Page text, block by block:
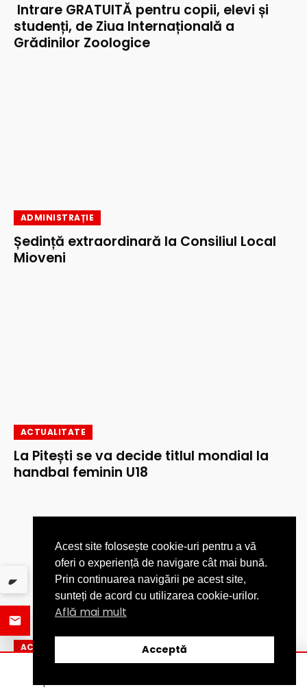
Intrare GRATUITĂ pentru copii, elevi și
studenți, de Ziua Internațională a
Grădinilor Zoologice
ADMINISTRAȚIE
Ședință extraordinară la Consiliul Local
Mioveni
ACTUALITATE
La Pitești se va decide titlul mondial la
handbal feminin U18
ACTUALITATE
energetică – Liceul Teoretic «Ion Barbu»”
Acest site folosește cookie-uri pentru a vă
oferi o experiență de navigare cât mai bună.
Prin continuarea navigării pe acest site,
sunteți de acord cu utilizarea cookie-urilor.
Află mai mult
Acceptă